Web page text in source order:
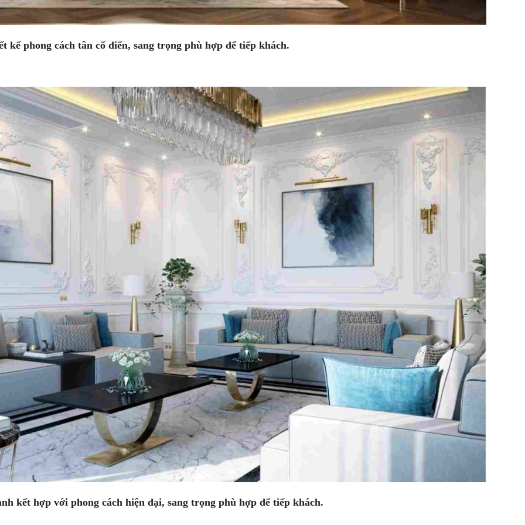
kế phong cách tân cổ điển, sang trọng phù hợp để tiếp khách.
kết hợp với phong cách hiện đại, sang trọng phù hợp để tiếp khách.